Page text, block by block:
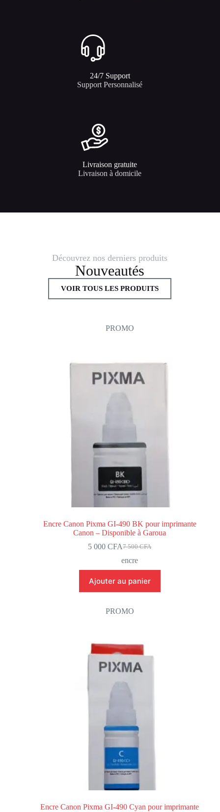
24/7 Support​
Support Personnalisé
Livraison gratuite
Livraison à domicile
Découvrez nos derniers produits
Nouveautés
VOIR TOUS LES PRODUITS
PROMO
Encre Canon Pixma GI-490 BK pour imprimante
Canon – Disponible à Garoua
7 500CFA
5 000CFA
encre
Ajouter au panier
PROMO
Encre Canon Pixma GI-490 Cyan pour imprimante